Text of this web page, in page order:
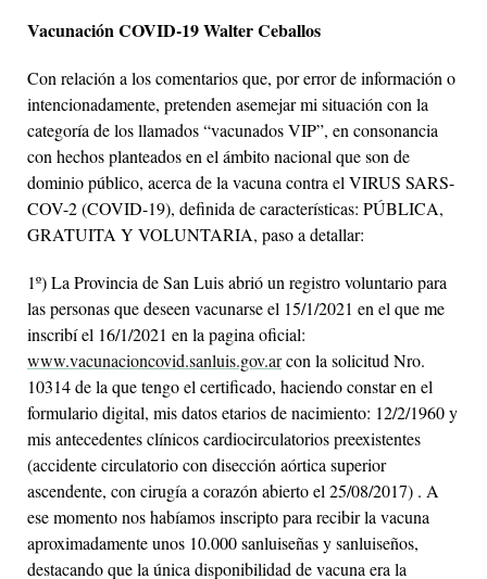
Vacunación COVID-19 Walter Ceballos
Con relación a los comentarios que, por error de información o
intencionadamente, pretenden asemejar mi situación con la
categoría de los llamados “vacunados VIP”, en consonancia
con hechos planteados en el ámbito nacional que son de
dominio público, acerca de la vacuna contra el VIRUS SARS-
COV-2 (COVID-19), definida de características: PÚBLICA,
GRATUITA Y VOLUNTARIA, paso a detallar:
1º) La Provincia de San Luis abrió un registro voluntario para
las personas que deseen vacunarse el 15/1/2021 en el que me
inscribí el 16/1/2021 en la pagina oficial:
www.vacunacioncovid.sanluis.gov.arcon la solicitud Nro.
10314 de la que tengo el certificado, haciendo constar en el
formulario digital, mis datos etarios de nacimiento: 12/2/1960 y
mis antecedentes clínicos cardiocirculatorios preexistentes
(accidente circulatorio con disección aórtica superior
ascendente, con cirugía a corazón abierto el 25/08/2017) . A
ese momento nos habíamos inscripto para recibir la vacuna
aproximadamente unos 10.000 sanluiseñas y sanluiseños,
destacando que la única disponibilidad de vacuna era la